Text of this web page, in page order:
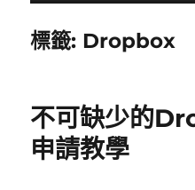
標籤: Dropbox
不可缺少的
申請教學